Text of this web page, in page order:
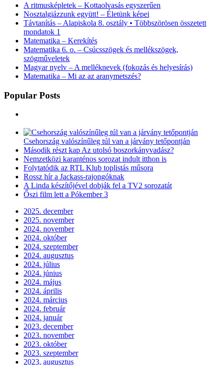
A ritmusképletek – Kottaolvasás egyszerűen
Nosztalgiázzunk együtt! – Életünk képei
Távtanítás – Alapiskola 8. osztály • Többszörösen összetett
mondatok 1
Matematika – Kerekítés
Matematika 6. o. – Csúcsszögek és mellékszögek,
szögműveletek
Magyar nyelv – A melléknevek (fokozás és helyesírás)
Matematika – Mi az az aranymetszés?
Popular Posts
Csehország valószínűleg túl van a járvány tetőpontján
Második részt kap Az utolsó boszorkányvadász?
Nemzetközi karanténos sorozat indult itthon is
Folytatódik az RTL Klub toplistás műsora
Rossz hír a Jackass-rajongóknak
A Linda készítőjével dobják fel a TV2 sorozatát
Őszi film lett a Pókember 3
2025. december
2025. november
2024. november
2024. október
2024. szeptember
2024. augusztus
2024. július
2024. június
2024. május
2024. április
2024. március
2024. február
2024. január
2023. december
2023. november
2023. október
2023. szeptember
2023. augusztus